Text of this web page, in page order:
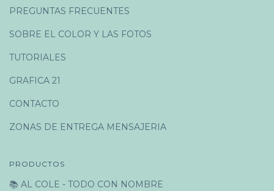
PREGUNTAS FRECUENTES
SOBRE EL COLOR Y LAS FOTOS
TUTORIALES
GRAFICA 21
CONTACTO
ZONAS DE ENTREGA MENSAJERIA
PRODUCTOS
📚 AL COLE - TODO CON NOMBRE